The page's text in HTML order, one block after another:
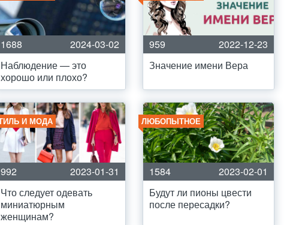
1688
2024-03-02
Наблюдение — это
хорошо или плохо?
959
2022-12-23
Значение имени Вера
И МОДА
992
2023-01-31
Что следует одевать
миниатюрным
женщинам?
ЛЮБОПЫТНОЕ
1584
2023-02-01
Будут ли пионы цвести
после пересадки?